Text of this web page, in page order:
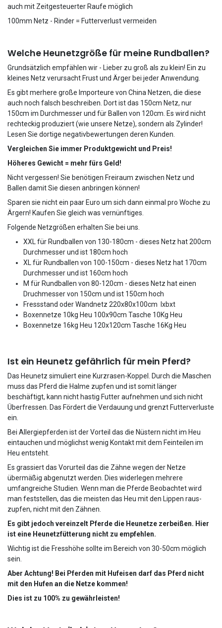
auch mit Zeitgesteuerter Raufe möglich
100mm Netz - Rinder = Futterverlust vermeiden
Welche Heunetzgröße für meine Rundballen?
Grundsätzlich empfählen wir - Lieber zu groß als zu klein! Ein zu
kleines Netz verursacht Frust und Ärger bei jeder Anwendung.
Es gibt merhere große Importeure von China Netzen, die diese
auch noch falsch beschreiben. Dort ist das 150cm Netz, nur
150cm im Durchmesser und für Ballen von 120cm. Es wird nicht
rechteckig produziert (wie unsere Netze), sondern als Zylinder!
Lesen Sie dortige negativbewertungen deren Kunden.
Vergleichen Sie immer Produktgewicht und Preis!
Höheres Gewicht = mehr fürs Geld!
Nicht vergessen! Sie benötigen Freiraum zwischen Netz und
Ballen damit Sie diesen anbringen können!
Sparen sie nicht ein paar Euro um sich dann einmal pro Woche zu
Ärgern! Kaufen Sie gleich was vernünftiges.
Folgende Netzgrößen erhalten Sie bei uns.
XXL für Rundballen von 130-180cm - dieses Netz hat 200cm
Durchmesser und ist 180cm hoch
XL für Rundballen von 100-150cm - dieses Netz hat 170cm
Durchmesser und ist 160cm hoch
M für Rundballen von 80-120cm - dieses Netz hat einen
Druchmesser von 150cm und ist 150cm hoch
Fressstand oder Wandnetz 220x80x100cm lxbxt
Boxennetze 10kg Heu 100x90cm Tasche 10Kg Heu
Boxennetze 16kg Heu 120x120cm Tasche 16Kg Heu
Ist ein Heunetz gefährlich für mein Pferd?
Das Heunetz simuliert eine Kurzrasen-Koppel. Durch die Maschen
muss das Pferd die Halme zupfen und ist somit länger
beschäftigt, kann nicht hastig Futter aufnehmen und sich nicht
Überfressen. Das Fördert die Verdauung und grenzt Futterverluste
ein.
Bei Allergiepferden ist der Vorteil das die Nüstern nicht im Heu
eintauchen und möglichst wenig Kontakt mit dem Feinteilen im
Heu entsteht.
Es grassiert das Vorurteil das die Zähne wegen der Netze
übermäßig abgenutzt werden. Dies widerlegen mehrere
umfangreiche Studien. Wenn man die Pferde Beobachtet wird
man feststellen, das die meisten das Heu mit den Lippen raus-
zupfen, nicht mit den Zähnen.
Es gibt jedoch vereinzelt Pferde die Heunetze zerbeißen. Hier
ist eine Heunetzfütterung nicht zu empfehlen.
Wichtig ist die Fresshöhe sollte im Bereich von 30-50cm möglich
sein.
Aber Achtung! Bei Pferden mit Hufeisen darf das Pferd nicht
mit den Hufen an die Netze kommen!
Dies ist zu 100% zu gewährleisten!